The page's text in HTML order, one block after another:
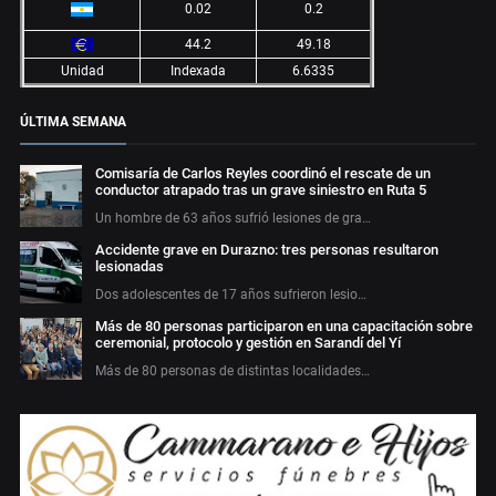
0.02 0.2
44.2
49.18
Unidad
Indexada 6.6335
ÚLTIMA SEMANA
Comisaría de Carlos Reyles coordinó el rescate de un
conductor atrapado tras un grave siniestro en Ruta 5
Un hombre de 63 años sufrió lesiones de gra…
Accidente grave en Durazno: tres personas resultaron
lesionadas
Dos adolescentes de 17 años sufrieron lesio…
Más de 80 personas participaron en una capacitación sobre
ceremonial, protocolo y gestión en Sarandí del Yí
Más de 80 personas de distintas localidades…